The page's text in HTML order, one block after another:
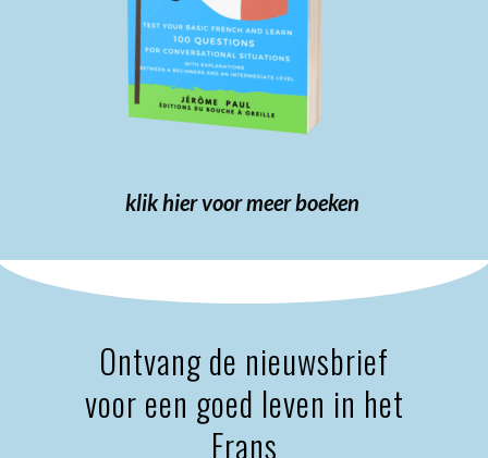
klik hier voor meer boeken
Ontvang de nieuwsbrief
voor een goed leven in het
Frans